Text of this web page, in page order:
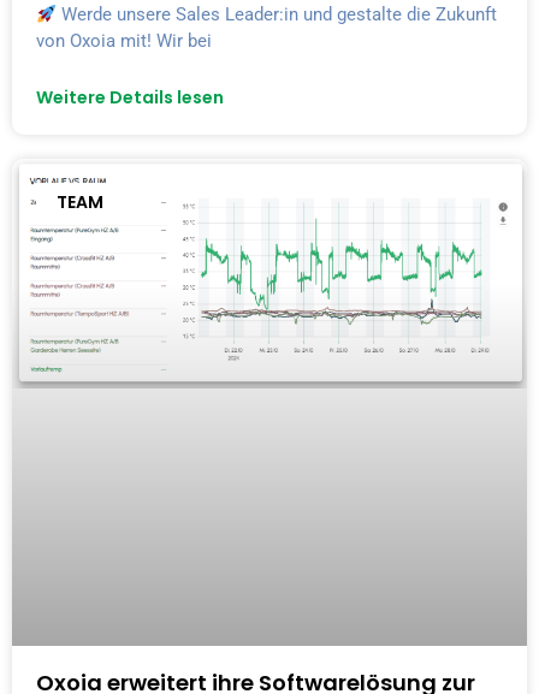
Werde unsere Sales Leader:in und gestalte die Zukunft
von Oxoia mit! Wir bei
Weitere Details lesen
TEAM
Oxoia erweitert ihre Softwarelösung zur